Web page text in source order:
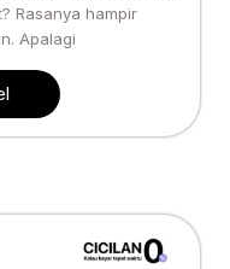
Rasanya hampir
Apalagi